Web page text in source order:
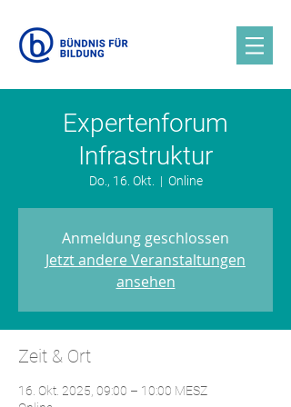
Expertenforum
Infrastruktur
Do., 16. Okt.
  |
Online
Anmeldung geschlossen
Jetzt andere Veranstaltungen
ansehen
Zeit & Ort
16. Okt. 2025, 09:00 – 10:00 MESZ